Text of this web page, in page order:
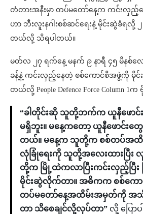
တံတားအနီးမှာ တပ်မတော်နေ့က ကင်းလှည့်
ဟာ ဘီးလူးနဂါးစစ်ဆင်ရေးနဲ့ မိုင်းဆွဲခံရ
တယ်လို့ သိရပါတယ်။
မတ်လ ၂၇ ရက်နေ့ မနက် ၉ နာရီ ၄၅ မိနစ်လေ
ခန့်နဲ့ ကင်းလှည့်နေတဲ့ စစ်ကောင်စီအဖွဲ့ကို မို
တယ်လို့ People Defence Force Column 1
“ခါတိုင်းဆို သူတို့ဘက်က ယူနီဖောင်
မရှိဘူး။ မနေ့ကတော့ ယူနီဖောင်း
တယ်။ မနေ့က သူတို့က စစ်တပ်အထိ
လုံခြုံရေးကို သူတို့အလေးထားပြီး
တို့က မြို့ထဲကလာပြီးကင်းလှည့်ပြီး
မိုင်းဆွဲလိုက်တာ။ အဓိကက စစ်ကေ
တပ်မတော်နေ့အထိမ်းအမှတ်ကို အ
တာ သိစေချင်လို့လုပ်တာ” လို့ ပြော